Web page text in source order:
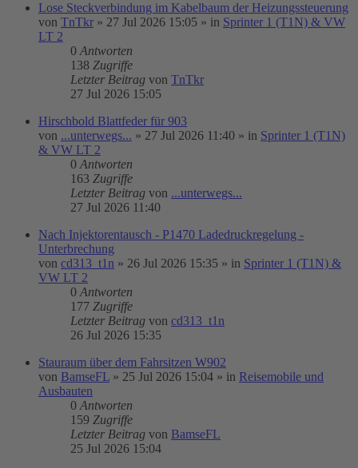
Lose Steckverbindung im Kabelbaum der Heizungssteuerung
von TnTkr » 27 Jul 2026 15:05 » in Sprinter 1 (T1N) & VW
LT 2
0 Antworten
138 Zugriffe
Letzter Beitrag von TnTkr
27 Jul 2026 15:05
Hirschbold Blattfeder für 903
von ...unterwegs... » 27 Jul 2026 11:40 » in Sprinter 1 (T1N)
& VW LT 2
0 Antworten
163 Zugriffe
Letzter Beitrag von ...unterwegs...
27 Jul 2026 11:40
Nach Injektorentausch - P1470 Ladedruckregelung -
Unterbrechung
von cd313_t1n » 26 Jul 2026 15:35 » in Sprinter 1 (T1N) &
VW LT 2
0 Antworten
177 Zugriffe
Letzter Beitrag von cd313_t1n
26 Jul 2026 15:35
Stauraum über dem Fahrsitzen W902
von BamseFL » 25 Jul 2026 15:04 » in Reisemobile und
Ausbauten
0 Antworten
159 Zugriffe
Letzter Beitrag von BamseFL
25 Jul 2026 15:04